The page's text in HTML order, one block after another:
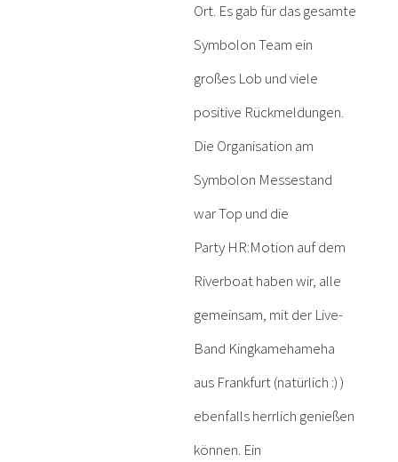
Ort. Es gab für das gesamte
Symbolon Team ein
großes Lob und viele
positive Rückmeldungen.
Die Organisation am
Symbolon Messestand
war Top und die
Party HR:Motion auf dem
Riverboat haben wir, alle
gemeinsam, mit der Live-
Band Kingkamehameha
aus Frankfurt (natürlich :) )
ebenfalls herrlich genießen
können. Ein